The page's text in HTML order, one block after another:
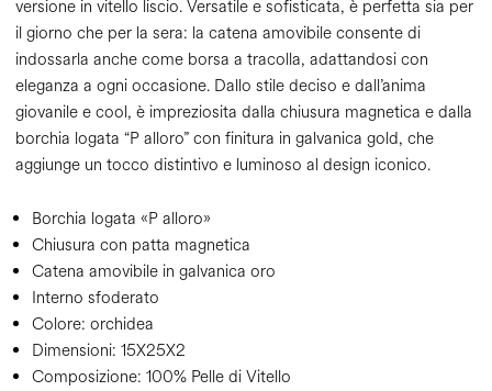
versione in vitello liscio. Versatile e sofisticata, è perfetta sia per
il giorno che per la sera: la catena amovibile consente di
indossarla anche come borsa a tracolla, adattandosi con
eleganza a ogni occasione. Dallo stile deciso e dall’anima
giovanile e cool, è impreziosita dalla chiusura magnetica e dalla
borchia logata “P alloro” con finitura in galvanica gold, che
aggiunge un tocco distintivo e luminoso al design iconico.
Borchia logata «P alloro»
Chiusura con patta magnetica
Catena amovibile in galvanica oro
Interno sfoderato
Colore: orchidea
Dimensioni: 15X25X2
Composizione: 100% Pelle di Vitello